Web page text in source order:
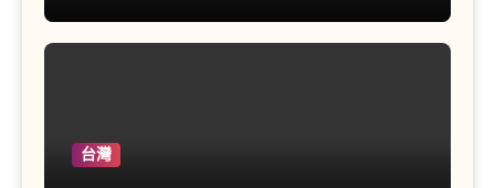
台灣